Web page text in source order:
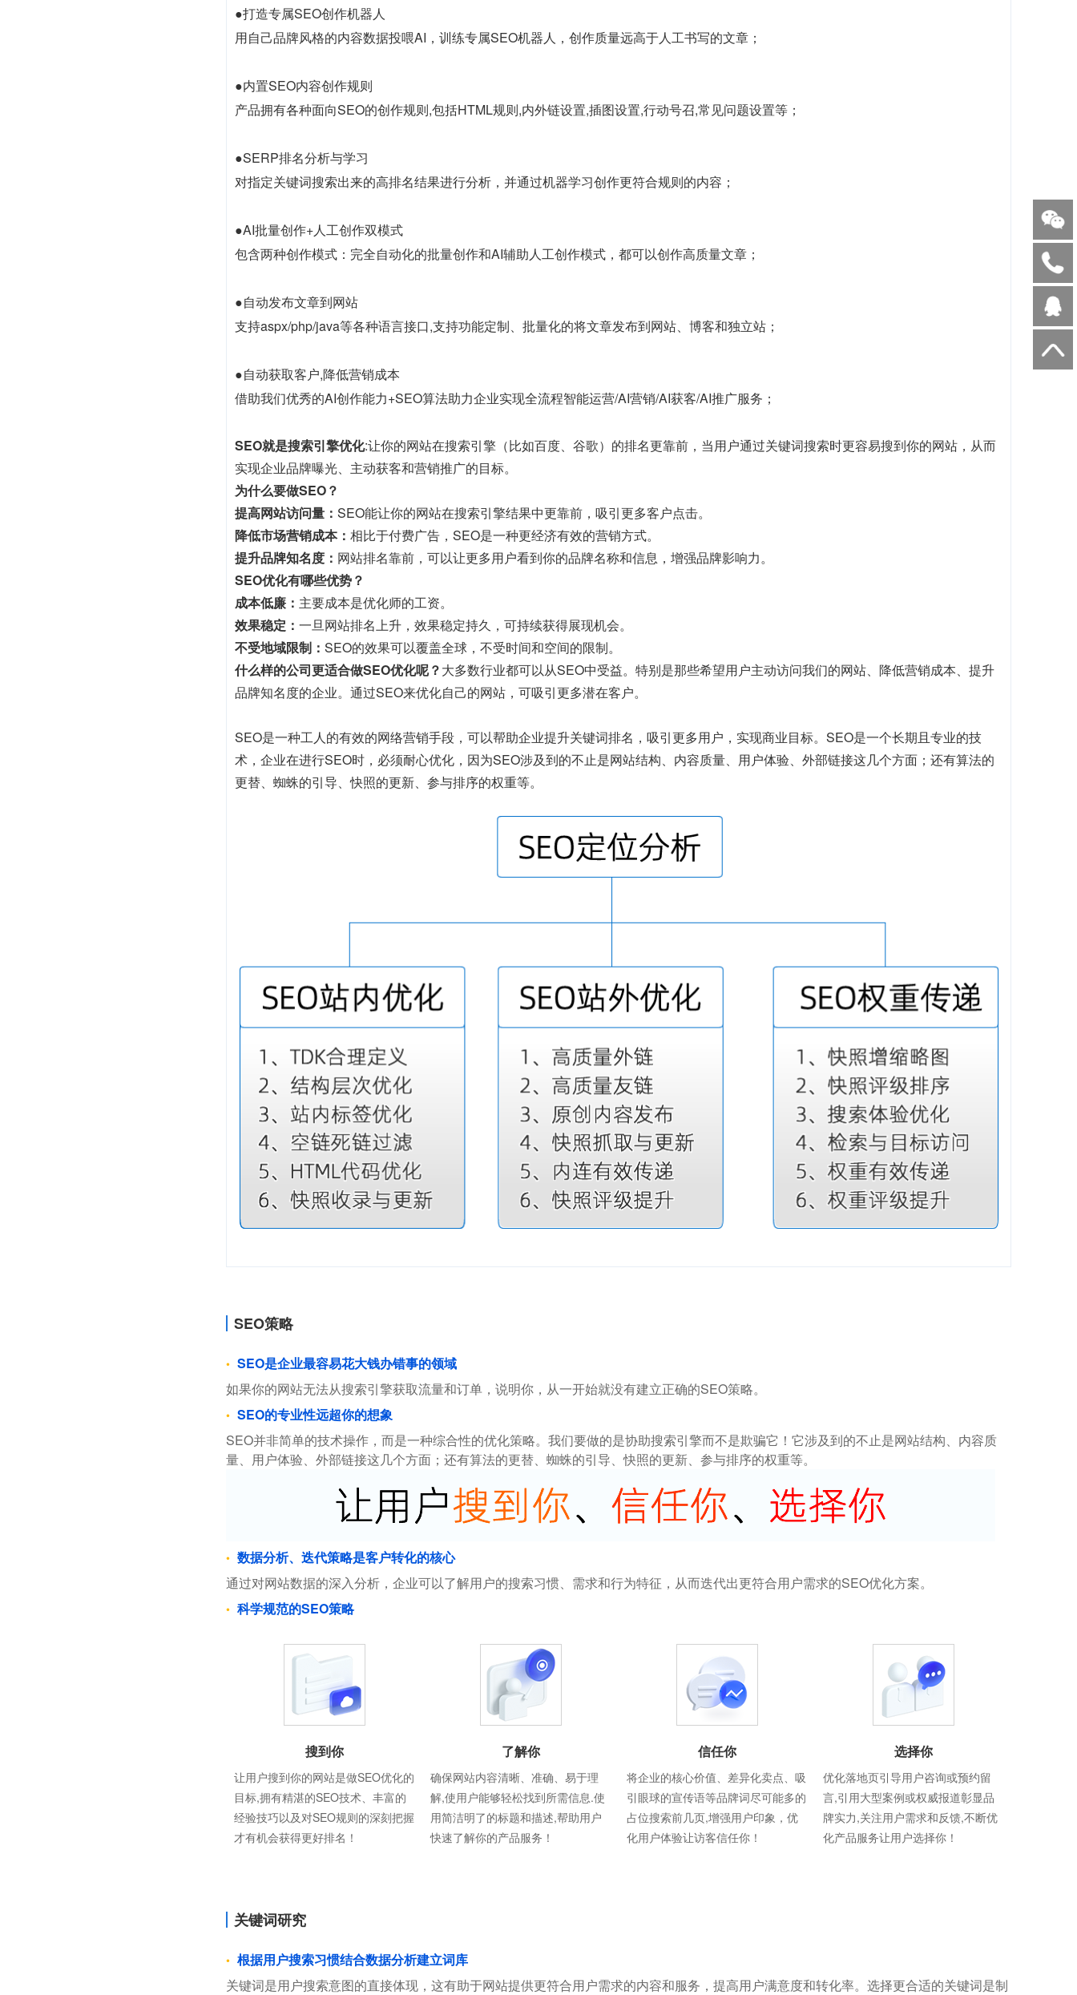
●打造专属SEO创作机器人
用自己品牌风格的内容数据投喂AI，训练专属SEO机器人，创作质量远高于人工书写的文章；
●内置SEO内容创作规则
产品拥有各种面向SEO的创作规则,包括HTML规则,内外链设置,插图设置,行动号召,常见问题设置等；
●SERP排名分析与学习
对指定关键词搜索出来的高排名结果进行分析，并通过机器学习创作更符合规则的内容；
●AI批量创作+人工创作双模式
包含两种创作模式：完全自动化的批量创作和AI辅助人工创作模式，都可以创作高质量文章；
●自动发布文章到网站
支持aspx/php/java等各种语言接口,支持功能定制、批量化的将文章发布到网站、博客和独立站；
●自动获取客户,降低营销成本
借助我们优秀的AI创作能力+SEO算法助力企业实现全流程智能运营/AI营销/AI获客/AI推广服务；
SEO就是搜索引擎优化:让你的网站在搜索引擎（比如百度、谷歌）的排名更靠前，当用户通过关键词搜索时更容易搜到你的网站，从而
实现企业品牌曝光、主动获客和营销推广的目标。
为什么要做SEO？
提高网站访问量： SEO能让你的网站在搜索引擎结果中更靠前，吸引更多客户点击。
降低市场营销成本： 相比于付费广告，SEO是一种更经济有效的营销方式。
提升品牌知名度： 网站排名靠前，可以让更多用户看到你的品牌名称和信息，增强品牌影响力。
SEO优化有哪些优势？
成本低廉： 主要成本是优化师的工资。
效果稳定： 一旦网站排名上升，效果稳定持久，可持续获得展现机会。
不受地域限制： SEO的效果可以覆盖全球，不受时间和空间的限制。
什么样的公司更适合做SEO优化呢？大多数行业都可以从SEO中受益。特别是那些希望用户主动访问我们的网站、降低营销成本、提升
品牌知名度的企业。通过SEO来优化自己的网站，可吸引更多潜在客户。
SEO是一种工人的有效的网络营销手段，可以帮助企业提升关键词排名，吸引更多用户，实现商业目标。SEO是一个长期且专业的技
术，企业在进行SEO时，必须耐心优化，因为SEO涉及到的不止是网站结构、内容质量、用户体验、外部链接这几个方面；还有算法的
更替、蜘蛛的引导、快照的更新、参与排序的权重等。
SEO策略
SEO是企业最容易花大钱办错事的领域
如果你的网站无法从搜索引擎获取流量和订单，说明你，从一开始就没有建立正确的SEO策略。
SEO的专业性远超你的想象
SEO并非简单的技术操作，而是一种综合性的优化策略。我们要做的是协助搜索引擎而不是欺骗它！它涉及到的不止是网站结构、内容质
量、用户体验、外部链接这几个方面；还有算法的更替、蜘蛛的引导、快照的更新、参与排序的权重等。
数据分析、迭代策略是客户转化的核心
通过对网站数据的深入分析，企业可以了解用户的搜索习惯、需求和行为特征，从而迭代出更符合用户需求的SEO优化方案。
科学规范的SEO策略
搜到你
让用户搜到你的网站是做SEO优化的
目标,拥有精湛的SEO技术、丰富的
经验技巧以及对SEO规则的深刻把握
才有机会获得更好排名！
了解你
确保网站内容清晰、准确、易于理
解,使用户能够轻松找到所需信息.使
用简洁明了的标题和描述,帮助用户
快速了解你的产品服务！
信任你
将企业的核心价值、差异化卖点、吸
引眼球的宣传语等品牌词尽可能多的
占位搜索前几页,增强用户印象，优
化用户体验让访客信任你！
选择你
优化落地页引导用户咨询或预约留
言,引用大型案例或权威报道彰显品
牌实力,关注用户需求和反馈,不断优
化产品服务让用户选择你！
关键词研究
根据用户搜索习惯结合数据分析建立词库
关键词是用户搜索意图的直接体现，这有助于网站提供更符合用户需求的内容和服务，提高用户满意度和转化率。选择更合适的关键词是制